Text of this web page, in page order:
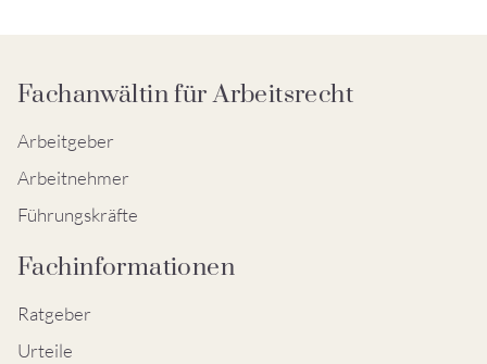
Fachanwältin für Arbeitsrecht
Arbeitgeber
Arbeitnehmer
Führungskräfte
Fachinformationen
Ratgeber
Urteile